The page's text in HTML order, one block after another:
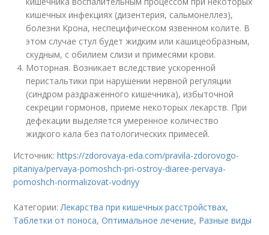
кишечных инфекциях (дизентерия, сальмонеллез),
болезни Крона, неспецифическом язвенном колите. В
этом случае стул будет жидким или кашицеобразным,
скудным, с обилием слизи и примесями крови.
Моторная. Возникает вследствие ускоренной
перистальтики при нарушении нервной регуляции
(синдром раздраженного кишечника), избыточной
секреции гормонов, приеме некоторых лекарств. При
дефекации выделяется умеренное количество
жидкого кала без патологических примесей.
Источник:https://zdorovaya-eda.com/pravila-zdorovogo-
pitaniya/pervaya-pomoshch-pri-ostroy-diaree-pervaya-
pomoshch-normalizovat-vodnyy
Категории: Лекарства при кишечных расстройствах,
Таблетки от поноса,Оптимальное лечение, Разные виды